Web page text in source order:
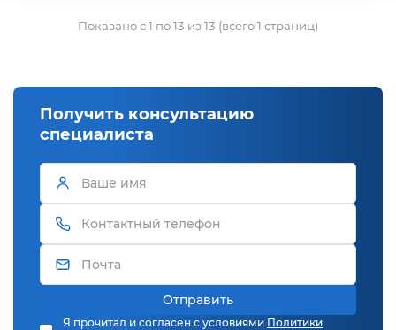
Показано с 1 по 13 из 13 (всего 1 страниц)
Получить консультацию
специалиста
Отправить
Я прочитал и согласен с условиями Политики